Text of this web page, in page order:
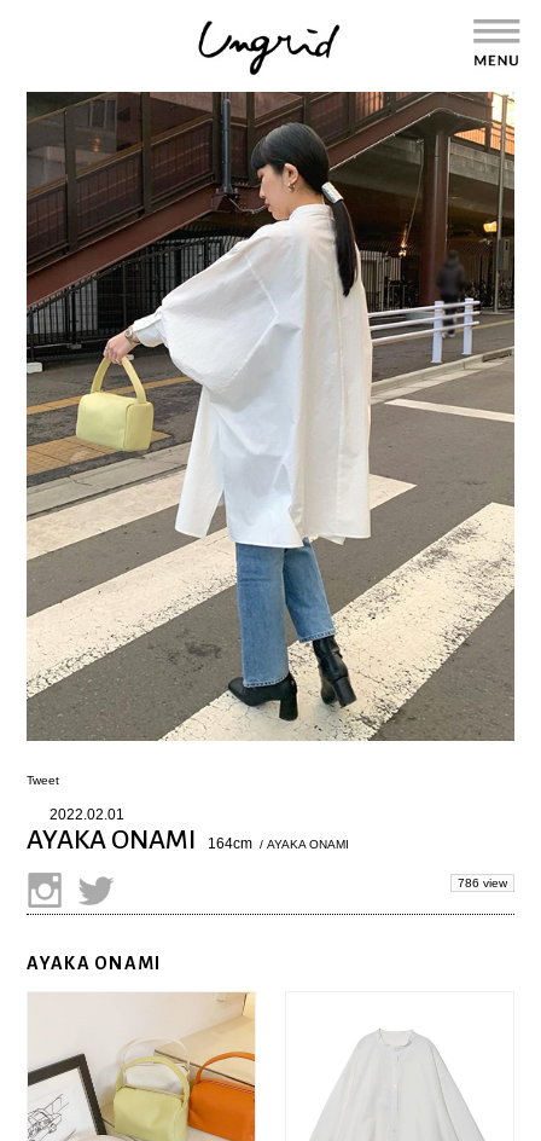
Tweet
2022.02.01
AYAKA ONAMI 164cm / AYAKA ONAMI
786 view
AYAKA ONAMI